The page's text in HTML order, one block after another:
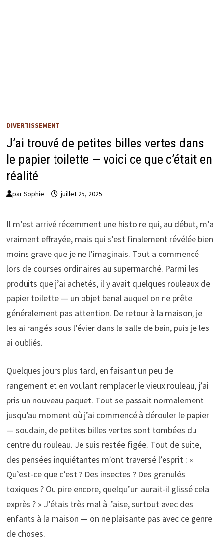
DIVERTISSEMENT
J’ai trouvé de petites billes vertes dans
le papier toilette — voici ce que c’était en
réalité
parSophie juillet 25, 2025
Il m’est arrivé récemment une histoire qui, au début, m’a
vraiment effrayée, mais qui s’est finalement révélée bien
moins grave que je ne l’imaginais. Tout a commencé
lors de courses ordinaires au supermarché. Parmi les
produits que j’ai achetés, il y avait quelques rouleaux de
papier toilette — un objet banal auquel on ne prête
généralement pas attention. De retour à la maison, je
les ai rangés sous l’évier dans la salle de bain, puis je les
ai oubliés.
Quelques jours plus tard, en faisant un peu de
rangement et en voulant remplacer le vieux rouleau, j’ai
pris un nouveau paquet. Tout se passait normalement
jusqu’au moment où j’ai commencé à dérouler le papier
— soudain, de petites billes vertes sont tombées du
centre du rouleau. Je suis restée figée. Tout de suite,
des pensées inquiétantes m’ont traversé l’esprit : «
Qu’est-ce que c’est ? Des insectes ? Des granulés
toxiques ? Ou pire encore, quelqu’un aurait-il glissé cela
exprès ? » J’étais très mal à l’aise, surtout avec des
enfants à la maison — on ne plaisante pas avec ce genre
de choses.